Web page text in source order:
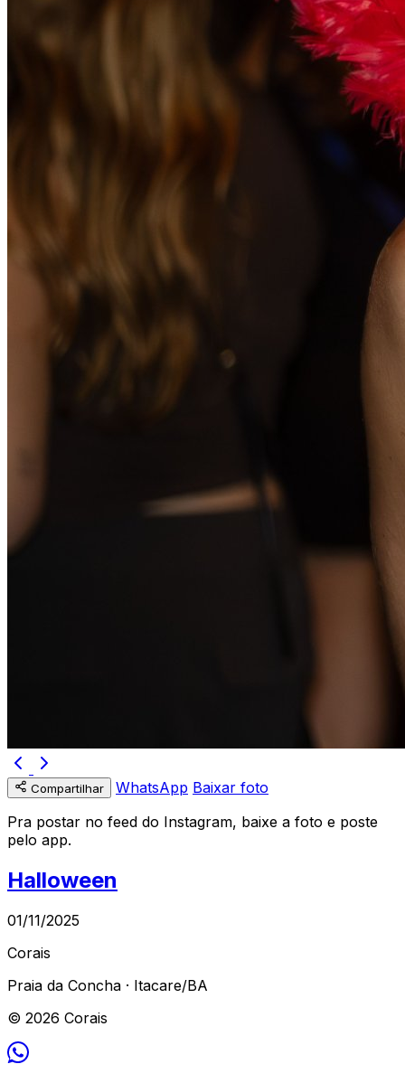
Compartilhar WhatsApp Baixar foto
Pra postar no feed do Instagram, baixe a foto e poste
pelo app.
Halloween
01/11/2025
Corais
Praia da Concha · Itacare/BA
© 2026 Corais